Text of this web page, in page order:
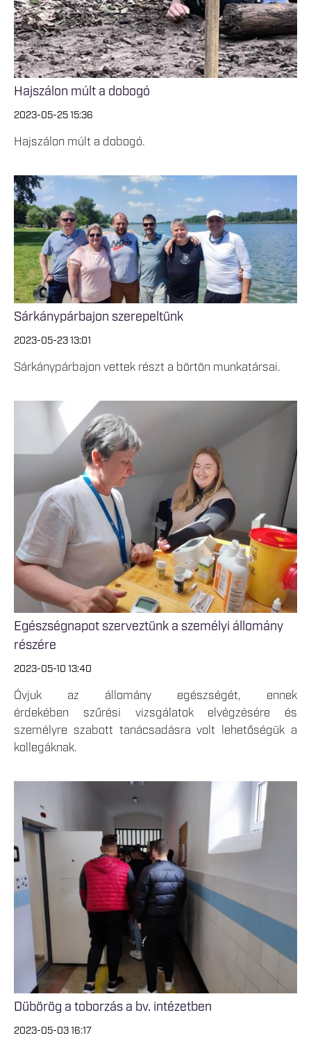
Hajszálon múlt a dobogó
2023-05-25 15:36
Hajszálon múlt a dobogó.
Sárkánypárbajon szerepeltünk
2023-05-23 13:01
Sárkánypárbajon vettek részt a börtön munkatársai.
Egészségnapot szerveztünk a személyi állomány
részére
2023-05-10 13:40
Óvjuk az állomány egészségét, ennek
érdekében szűrési vizsgálatok elvégzésére és
személyre szabott tanácsadásra volt lehetőségük a
kollegáknak.
Dübörög a toborzás a bv. intézetben
2023-05-03 16:17